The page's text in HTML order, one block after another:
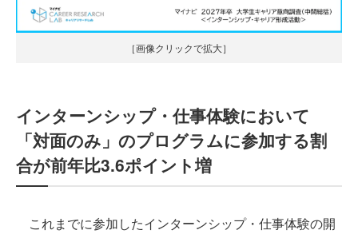
［画像クリックで拡大］
インターンシップ・仕事体験において
「対面のみ」のプログラムに参加する割
合が前年比3.6ポイント増
これまでに参加したインターンシップ・仕事体験の開